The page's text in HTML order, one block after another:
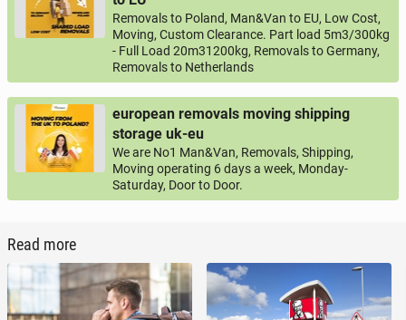
Removals to Poland, Man&Van to EU, Low Cost,
Moving, Custom Clearance. Part load 5m3/300kg
- Full Load 20m31200kg, Removals to Germany,
Removals to Netherlands
european removals moving shipping
storage uk-eu
We are No1 Man&Van, Removals, Shipping,
Moving operating 6 days a week, Monday-
Saturday, Door to Door.
Read more